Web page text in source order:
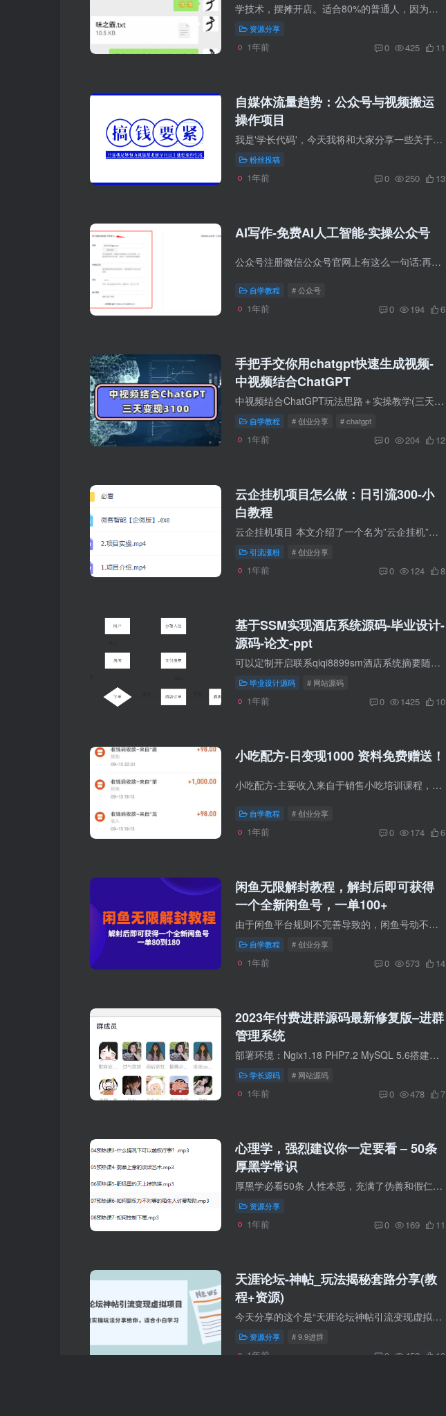
学技术，摆摊开店。适合80%的普通人，因为上手快，操作简单。但是因为人数多，竞争特别大，努力只能维持生计。教技术，服务想摆摊者开店的人。门槛略高，过滤掉了大部分人，竞争小，市场大，最...
资源分享
1年前 0 425 11
自媒体流量趋势：公众号与视频搬运
操作项目
我是'学长代码'，今天我将和大家分享一些关于自媒体流量获取和搬运操作的经验，特别是公众号和视频搬运方面的技巧，希望对大家有所帮助。 1. 流量怎么获取 在自媒体领域，流量是非常宝贵的资源...
粉丝投稿
1年前 0 250 13
AI写作-免费AI人工智能-实操公众号
公众号注册微信公众号官网上有这么一句话:再小的个体，也有自己的品牌常人做公众号目的无非两个，一是赚钱，二是记录生活，建议把赚钱当作目标，因为只有钱最有可能动你去日更目前来看，公众号...
自学教程 # 公众号
1年前 0 194 6
手把手交你用chatgpt快速生成视频-
中视频结合ChatGPT
中视频结合ChatGPT玩法思路＋实操教学(三天变现3100)简介个人实操项目，三天实现收益3100元！将民间故事与ChatGPT改编的文案相结合，利用AI制作中视频，通过视频播放量获取收益，并教你其他各种...
自学教程 # 创业分享 # chatgpt
1年前 0 204 12
云企挂机项目怎么做：日引流300-小
白教程
云企挂机项目 本文介绍了一个名为”云企挂机”的项目，这个项目可以帮助你实现单日引流200+的同时，变现2k+。 项目具有极高的实用性和可操作性，非常适合有志于开展网络营销的创业者们。 通过这...
引流涨粉 # 创业分享
1年前 0 124 8
基于SSM实现酒店系统源码-毕业设计-
源码-论文-ppt
可以定制开启联系qiqi8899sm酒店系统摘要随着科技的进步，时代的变迁，国民整体经济水平的提高，人们对于物质文化需求也发生了巨大的转变。通行设施的更新促使旅游业迅猛发展的同时也带动着酒店...
毕业设计源码 # 网站源码
1年前 0 1425 10
小吃配方-日变现1000 资料免费赠送！
小吃配方-主要收入来自于销售小吃培训课程，每个课程售价158元。除了卖课程，你还可以销售小吃培训方面的虚拟资料，价格由你制定。我这边有900多G的小吃资料会一并上传。除了在微信朋友圈销售之...
自学教程 # 创业分享
1年前 0 174 6
闲鱼无限解封教程，解封后即可获得
一个全新闲鱼号，一单100+
由于闲鱼平台规则不完善导致的，闲鱼号动不动就被封，而且申诉无果，一被封就永远无法解封。 其实解决的方法还是有的，操作的步骤也不麻烦，主要就是通过“背锅”的方式，来达到解封的目的。 淘...
自学教程 # 创业分享
1年前 0 573 14
2023年付费进群源码最新修复版–进群
管理系统
部署环境：Ngix1.18 PHP7.2 MySQL 5.6搭建此网站需要2个域名 创建网站 伪静态选ThinkPHP 添加数据库导入数据库修改config文件里面的database.php，config/extra/ip.php后台账号： 18888888888 ...
学长源码 # 网站源码
1年前 0 478 7
心理学，强烈建议你一定要看 – 50条
厚黑学常识
厚黑学必看50条 人性本恶，充满了伪善和假仁假义，对方坐那对你满脸堆笑，满嘴的道德文章，讲的激情四射，可那笑容的背后有一百个心眼在着摸着怎么从你口袋里多掏点钱出来 完整资源 不择手段地...
资源分享
1年前 0 169 11
天涯论坛-神帖_玩法揭秘套路分享(教
程+资源)
今天分享的这个是“天涯论坛神帖引流变现虚拟项目”，这个属于蓝海点的虚拟项目了。而且最近这个比较火了，因为天涯论坛关闭了，但里面很多神贴，所以大家都想去看帖。尤其是在今日头条上又掀起...
资源分享 # 9.9进群
1年前 0 452 10